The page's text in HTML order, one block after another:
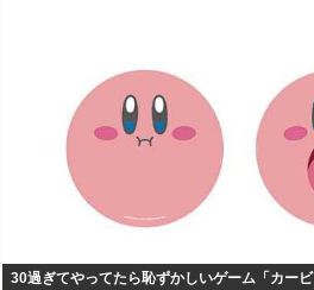
30過ぎてやってたら恥ずかしいゲーム「カー